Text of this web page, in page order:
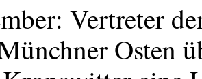
Vertreter
Osten